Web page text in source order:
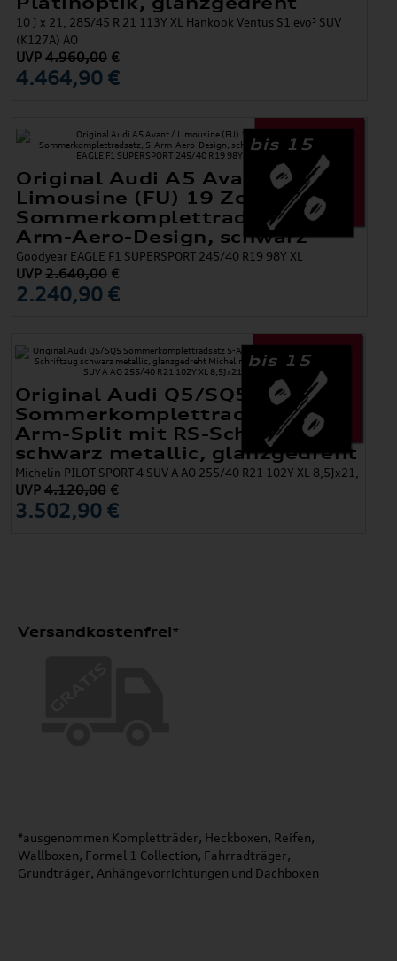
10 J x 21, 285/45 R 21 113Y XL Hankook Ventus S1 evo³ SUV
(K127A) AO
UVP4.960,00 €
4.464,90 €
bis 15
Original Audi A5 Avant /
Limousine (FU) 19 Zoll
Sommerkomplettradsatz, 5-
Arm-Aero-Design, schwarz
Goodyear EAGLE F1 SUPERSPORT 245/40 R19 98Y XL
UVP2.640,00 €
2.240,90 €
bis 15
Original Audi Q5/SQ5
Sommerkomplettradsatz 5-
Arm-Split mit RS-Schriftzug
schwarz metallic, glanzgedreht
Michelin PILOT SPORT 4 SUV A AO 255/40 R21 102Y XL 8,5Jx21,
UVP 4.120,00€
3.502,90 €
Versandkostenfrei*
*ausgenommen Kompletträder, Heckboxen, Reifen,
Wallboxen, Formel 1 Collection, Fahrradträger,
Grundträger, Anhängevorrichtungen und Dachboxen